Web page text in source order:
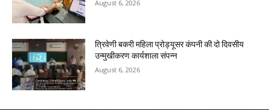
August 6, 2026
त्रिवेणी बकरी महिला प्रोड्यूसर कंपनी की दो दिवसीय
उन्मुखीकरण कार्यशाला संपन्न
August 6, 2026